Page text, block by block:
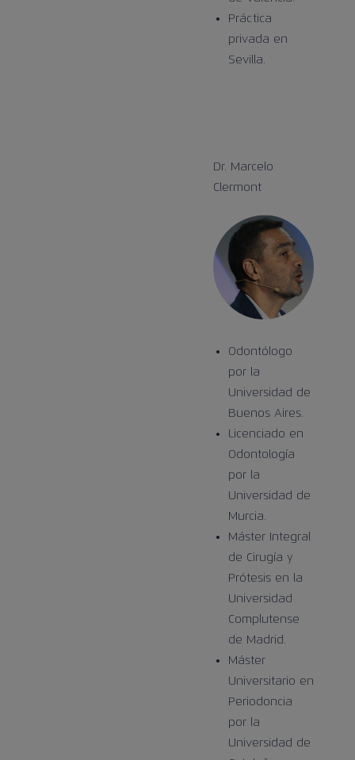
Práctica
privada en
Sevilla.
Dr. Marcelo
Clermont
Odontólogo
por la
Universidad de
Buenos Aires.
Licenciado en
Odontología
por la
Universidad de
Murcia.
Máster Integral
de Cirugía y
Prótesis en la
Universidad
Complutense
de Madrid.
Máster
Universitario en
Periodoncia
por la
Universidad de